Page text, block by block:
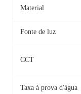
Material
Fonte de luz
CCT
Taxa à prova d'água